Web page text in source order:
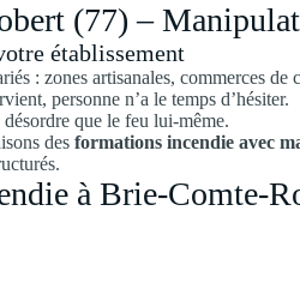
(77) –
établissement
: zones artisanales, commerces
personne n’a le temps d’hésiter.
que le feu lui-même.
des formations incendie avec
à Brie-Comte-